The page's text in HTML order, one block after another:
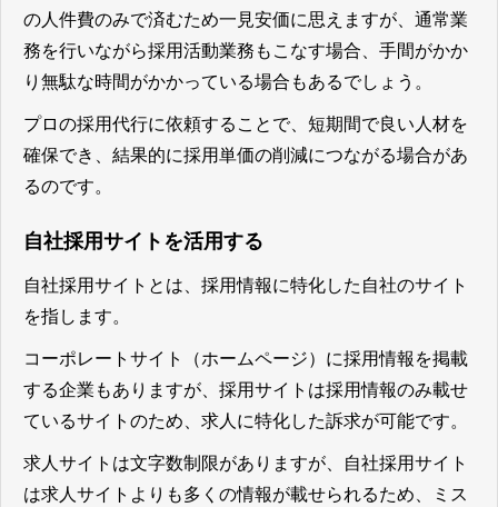
の人件費のみで済むため一見安価に思えますが、通常業
務を行いながら採用活動業務もこなす場合、手間がかか
り無駄な時間がかかっている場合もあるでしょう。
プロの採用代行に依頼することで、短期間で良い人材を
確保でき、結果的に採用単価の削減につながる場合があ
るのです。
自社採用サイトを活用する
自社採用サイトとは、採用情報に特化した自社のサイト
を指します。
コーポレートサイト（ホームページ）に採用情報を掲載
する企業もありますが、採用サイトは採用情報のみ載せ
ているサイトのため、求人に特化した訴求が可能です。
求人サイトは文字数制限がありますが、自社採用サイト
は求人サイトよりも多くの情報が載せられるため、ミス